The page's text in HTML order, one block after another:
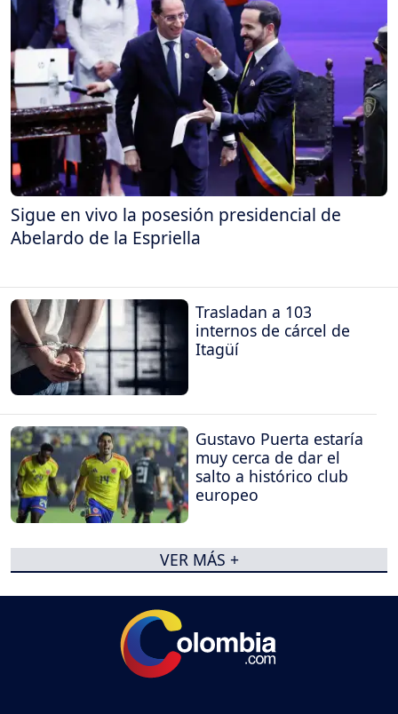
Sigue en vivo la posesión presidencial de
Abelardo de la Espriella
Trasladan a 103
internos de cárcel de
Itagüí
Gustavo Puerta estaría
muy cerca de dar el
salto a histórico club
europeo
VER MÁS +